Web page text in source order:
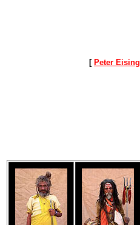
[ Peter Eising